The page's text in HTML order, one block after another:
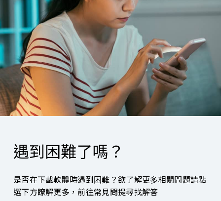
遇到困難了嗎？
是否在下載軟體時遇到困難？欲了解更多相關問題請點
選下方瞭解更多，前往常見問提尋找解答